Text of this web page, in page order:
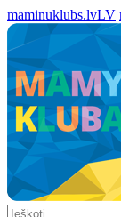
maminuklubs.lvLV